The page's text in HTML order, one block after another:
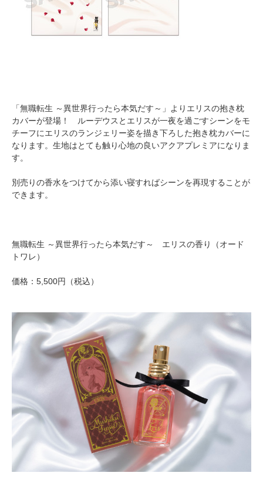
「無職転生 ～異世界行ったら本気だす～」よりエリスの抱き枕
カバーが登場！ ルーデウスとエリスが一夜を過ごすシーンをモ
チーフにエリスのランジェリー姿を描き下ろした抱き枕カバーに
なります。生地はとても触り心地の良いアクアプレミアになりま
す。
別売りの香水をつけてから添い寝すればシーンを再現することが
できます。
無職転生 ～異世界行ったら本気だす～ エリスの香り（オード
トワレ）
価格：5,500円（税込）